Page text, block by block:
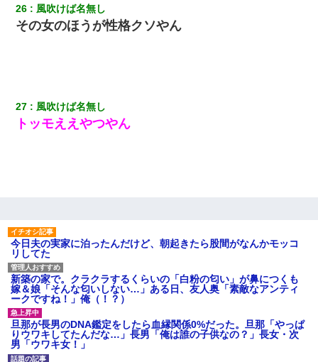
26 風吹けば名無し
その女のほうが性格クソやん
27 風吹けば名無し
トッモええやつやん
今日夫の実家に泊ったんだけど、朝起きたら股間がなんかモッコ
リしてた
新築の家で。クラクラするくらいの「白粉の匂い」が鼻につくも
嫁＆娘「そんな匂いしない…」ある日、友人奥「素敵なアンティ
ークですね！」俺（！？）
旦那が長男のDNA鑑定をしたら血縁関係0%だった。旦那「やっぱ
りウワキしてたんだな…」長男「俺は誰の子供なの？」長女・次
男「ウワキ女！」